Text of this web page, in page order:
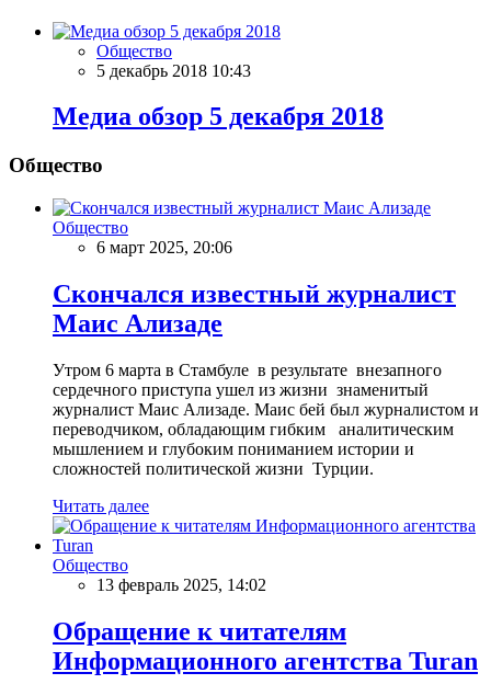
Общество
5 декабрь 2018 10:43
Meдиа обзор 5 декабря 2018
Общество
Общество
6 март 2025, 20:06
Скончался известный журналист
Маис Ализаде
Утром 6 марта в Стамбуле в результате внезапного
сердечного приступа ушел из жизни знаменитый
журналист Маис Ализаде. Маис бей был журналистом и
переводчиком, обладающим гибким аналитическим
мышлением и глубоким пониманием истории и
сложностей политической жизни Турции.
Читать далее
Общество
13 февраль 2025, 14:02
Обращение к читателям
Информационного агентства Turan